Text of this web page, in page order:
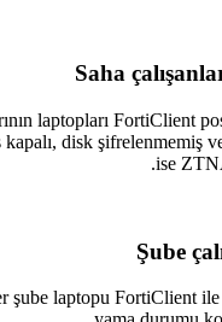
Saha
laptopları FortiClient
disk şifrelenmemiş
ise
Şube
şube laptopu FortiClient